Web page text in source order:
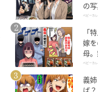
の
くな
ベビーカ
「
嫁
母
動
ベビーカ
義
ば